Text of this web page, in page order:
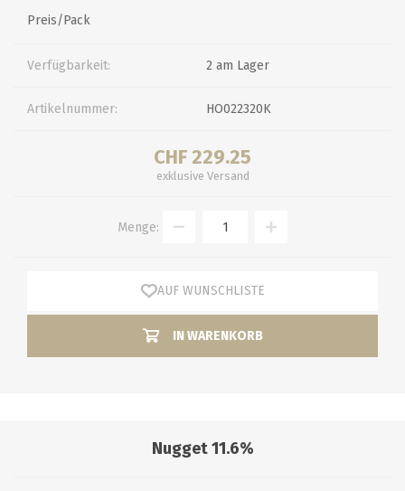
Preis/Pack
Verfügbarkeit: 2 am Lager
Artikelnummer: HO022320K
CHF 229.25
exklusive Versand
Menge:
AUF WUNSCHLISTE
IN WARENKORB
Nugget 11.6%